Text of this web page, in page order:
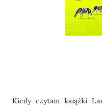
Kiedy czytam książki